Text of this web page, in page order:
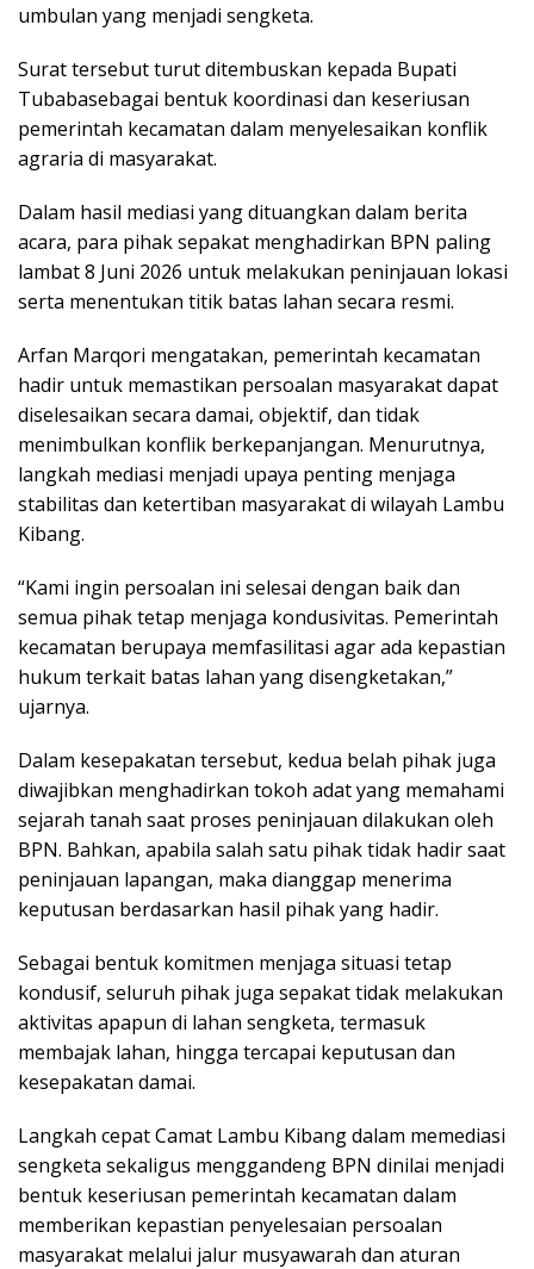
umbulan yang menjadi sengketa.
Surat tersebut turut ditembuskan kepada Bupati
Tubabasebagai bentuk koordinasi dan keseriusan
pemerintah kecamatan dalam menyelesaikan konflik
agraria di masyarakat.
Dalam hasil mediasi yang dituangkan dalam berita
acara, para pihak sepakat menghadirkan BPN paling
lambat 8 Juni 2026 untuk melakukan peninjauan lokasi
serta menentukan titik batas lahan secara resmi.
Arfan Marqori mengatakan, pemerintah kecamatan
hadir untuk memastikan persoalan masyarakat dapat
diselesaikan secara damai, objektif, dan tidak
menimbulkan konflik berkepanjangan. Menurutnya,
langkah mediasi menjadi upaya penting menjaga
stabilitas dan ketertiban masyarakat di wilayah Lambu
Kibang.
“Kami ingin persoalan ini selesai dengan baik dan
semua pihak tetap menjaga kondusivitas. Pemerintah
kecamatan berupaya memfasilitasi agar ada kepastian
hukum terkait batas lahan yang disengketakan,”
ujarnya.
Dalam kesepakatan tersebut, kedua belah pihak juga
diwajibkan menghadirkan tokoh adat yang memahami
sejarah tanah saat proses peninjauan dilakukan oleh
BPN. Bahkan, apabila salah satu pihak tidak hadir saat
peninjauan lapangan, maka dianggap menerima
keputusan berdasarkan hasil pihak yang hadir.
Sebagai bentuk komitmen menjaga situasi tetap
kondusif, seluruh pihak juga sepakat tidak melakukan
aktivitas apapun di lahan sengketa, termasuk
membajak lahan, hingga tercapai keputusan dan
kesepakatan damai.
Langkah cepat Camat Lambu Kibang dalam memediasi
sengketa sekaligus menggandeng BPN dinilai menjadi
bentuk keseriusan pemerintah kecamatan dalam
memberikan kepastian penyelesaian persoalan
masyarakat melalui jalur musyawarah dan aturan